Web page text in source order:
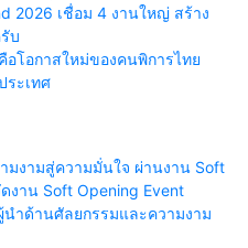
2026 เชื่อม 4 งานใหญ่ สร้าง
บ
โอกาสใหม่ของคนพิการไทย
ระเทศ
มงามสู่ความมั่นใจ ผ่านงาน Soft
งาน Soft Opening Event
ำด้านศัลยกรรมและความงาม